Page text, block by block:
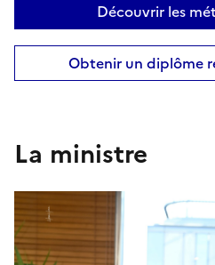
Découvrir les
Obtenir un diplôme
La ministre